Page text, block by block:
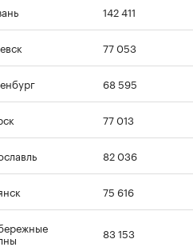
142 411
77 053
68 595
77 013
82 036
75 616
83 153